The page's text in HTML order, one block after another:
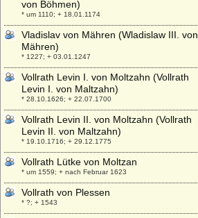
von Böhmen)
* um 1110; + 18.01.1174
Vladislav von Mähren (Wladislaw III. von
Mähren)
* 1227; + 03.01.1247
Vollrath Levin I. von Moltzahn (Vollrath
Levin I. von Maltzahn)
* 28.10.1626; + 22.07.1700
Vollrath Levin II. von Moltzahn (Vollrath
Levin II. von Maltzahn)
* 19.10.1716; + 29.12.1775
Vollrath Lütke von Moltzan
* um 1559; + nach Februar 1623
Vollrath von Plessen
* ?; + 1543